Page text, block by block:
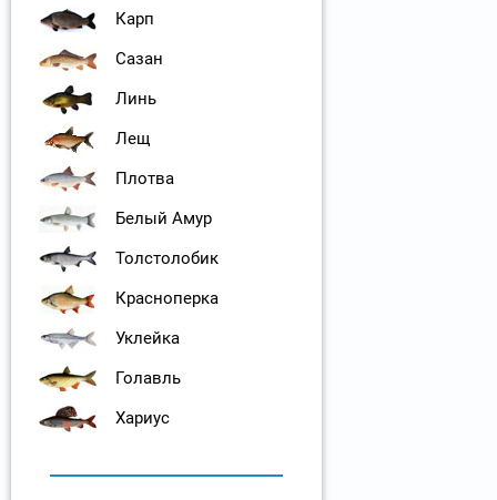
Карп
Сазан
Линь
Лещ
Плотва
Белый Амур
Толстолобик
Красноперка
Уклейка
Голавль
Хариус